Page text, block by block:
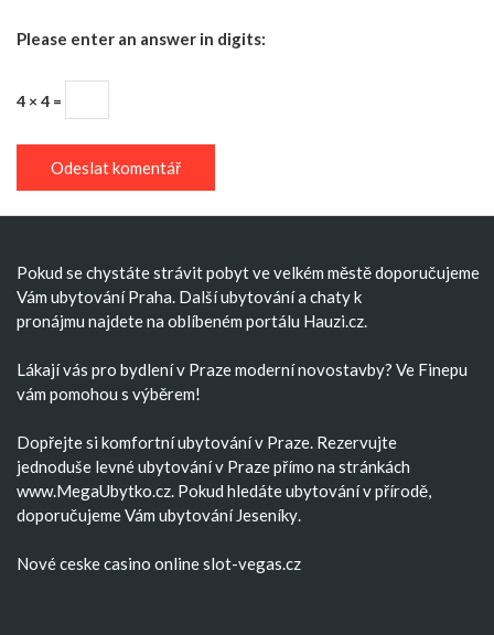
Please enter an answer in digits:
4 × 4 =
Pokud se chystáte strávit pobyt ve velkém městě doporučujeme
Vám ubytování Praha. Dalšíubytovánía chaty k
pronájmu najdete na oblíbeném portálu Hauzi.cz.
Lákají vás pro bydlení v Praze modernínovostavby? Ve Finepu
vám pomohou s výběrem!
Dopřejte si komfortníubytování v Praze. Rezervujte
jednoduše levné ubytování v Prazepřímo na stránkách
www.MegaUbytko.cz. Pokud hledáte ubytování v přírodě,
doporučujeme Vám ubytování Jeseníky.
Nové ceske casino online slot-vegas.cz